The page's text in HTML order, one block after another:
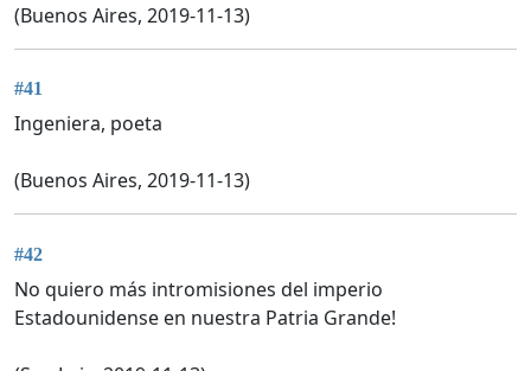
(Buenos Aires, 2019-11-13)
#41
Ingeniera, poeta
(Buenos Aires, 2019-11-13)
#42
No quiero más intromisiones del imperio
Estadounidense en nuestra Patria Grande!